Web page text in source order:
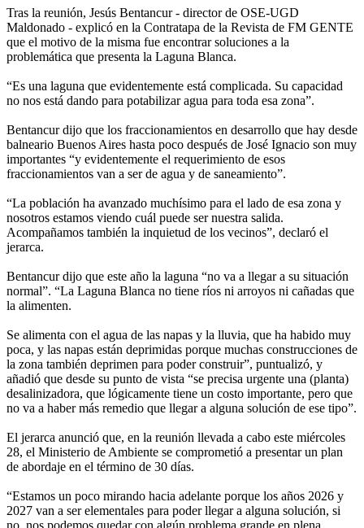
Tras la reunión, Jesús Bentancur - director de OSE-UGD
Maldonado - explicó en la Contratapa de la Revista de FM GENTE
que el motivo de la misma fue encontrar soluciones a la
problemática que presenta la Laguna Blanca.
“Es una laguna que evidentemente está complicada. Su capacidad
no nos está dando para potabilizar agua para toda esa zona”.
Bentancur dijo que los fraccionamientos en desarrollo que hay desde
balneario Buenos Aires hasta poco después de José Ignacio son muy
importantes “y evidentemente el requerimiento de esos
fraccionamientos van a ser de agua y de saneamiento”.
“La población ha avanzado muchísimo para el lado de esa zona y
nosotros estamos viendo cuál puede ser nuestra salida.
Acompañamos también la inquietud de los vecinos”, declaró el
jerarca.
Bentancur dijo que este año la laguna “no va a llegar a su situación
normal”. “La Laguna Blanca no tiene ríos ni arroyos ni cañadas que
la alimenten.
Se alimenta con el agua de las napas y la lluvia, que ha habido muy
poca, y las napas están deprimidas porque muchas construcciones de
la zona también deprimen para poder construir”, puntualizó, y
añadió que desde su punto de vista “se precisa urgente una (planta)
desalinizadora, que lógicamente tiene un costo importante, pero que
no va a haber más remedio que llegar a alguna solución de ese tipo”.
El jerarca anunció que, en la reunión llevada a cabo este miércoles
28, el Ministerio de Ambiente se comprometió a presentar un plan
de abordaje en el término de 30 días.
“Estamos un poco mirando hacia adelante porque los años 2026 y
2027 van a ser elementales para poder llegar a alguna solución, si
no, nos podemos quedar con algún problema grande en plena